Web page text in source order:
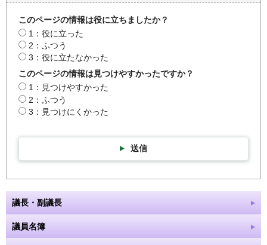
このページの情報は役に立ちましたか？
1：役に立った
2：ふつう
3：役に立たなかった
このページの情報は見つけやすかったですか？
1：見つけやすかった
2：ふつう
3：見つけにくかった
送信
議長・副議長
議員名簿